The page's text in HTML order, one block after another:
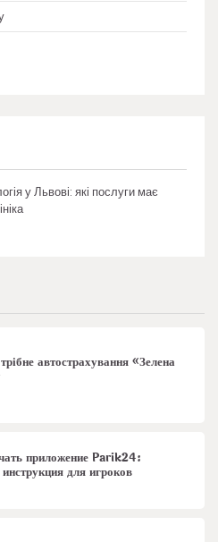
у Львові: які послуги має
автострахування «Зелена
приложение Parik24:
для игроков